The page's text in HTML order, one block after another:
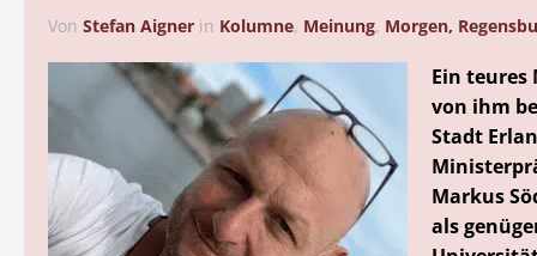
Von Stefan Aigner in Kolumne, Meinung, Morgen,
Ein teures
von ihm
Stadt
Markus
als